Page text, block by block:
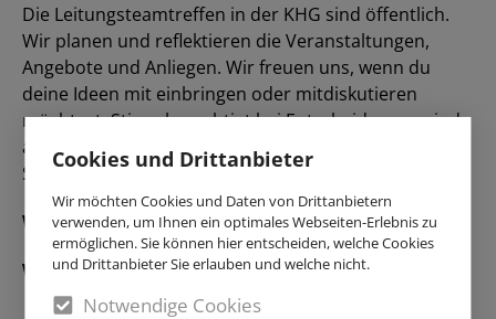
Cookies und Drittanbieter
Wir möchten Cookies und Daten von Drittanbietern
verwenden, um Ihnen ein optimales Webseiten-Erlebnis zu
ermöglichen. Sie können hier entscheiden, welche Cookies
und Drittanbieter Sie erlauben und welche nicht.
Notwendige Cookies
Die Leitungsteamtreffen in der KHG sind öffentlich.
Wir planen und reflektieren die Veranstaltungen,
Angebote und Anliegen. Wir freuen uns, wenn du
deine Ideen mit einbringen oder mitdiskutieren
möchtest. Stimmberechtigt bei Entscheidungen sind
allerdings nur die gewählten Mitglieder des
Studentischen Leitungsteams.
Wann: 03.12.25, 16:30 Uhr
Wo: im KHG-Gruppenraum